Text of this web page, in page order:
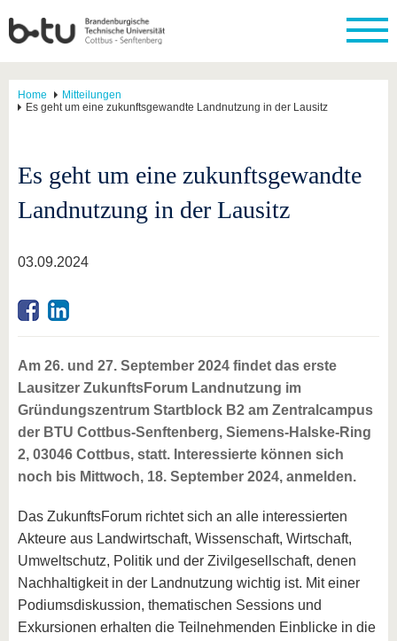
Home
Mitteilungen
Es geht um eine zukunftsgewandte Landnutzung in der Lausitz
Es geht um eine zukunftsgewandte
Landnutzung in der Lausitz
03.09.2024
Am 26. und 27. September 2024 findet das erste
Lausitzer ZukunftsForum Landnutzung im
Gründungszentrum Startblock B2 am Zentralcampus
der BTU Cottbus-Senftenberg, Siemens-Halske-Ring
2, 03046 Cottbus, statt. Interessierte können sich
noch bis Mittwoch, 18. September 2024, anmelden.
Das ZukunftsForum richtet sich an alle interessierten
Akteure aus Landwirtschaft, Wissenschaft, Wirtschaft,
Umweltschutz, Politik und der Zivilgesellschaft, denen
Nachhaltigkeit in der Landnutzung wichtig ist. Mit einer
Podiumsdiskussion, thematischen Sessions und
Exkursionen erhalten die Teilnehmenden Einblicke in die